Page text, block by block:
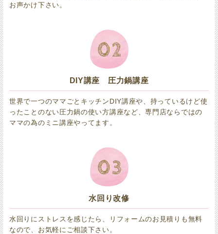
お声かけ下さい。
DIY講座 圧力鍋講座
世界で一つのママごとキッチンDIY講座や、持っているけど使
ったことのない圧力鍋の使い方講座など、専門店ならではの
ママの為のミニ講座やってます。
水回り改修
水回りにストレスを感じたら、リフォームのお見積りも無料
なので、お気軽にご相談下さい。